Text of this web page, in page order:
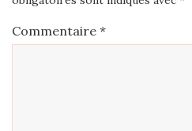
Commentaire *